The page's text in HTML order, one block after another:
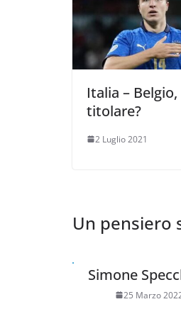
Italia – Belgio,
titolare?
2 Luglio 2021
Un pensiero
Simone
25 Marzo